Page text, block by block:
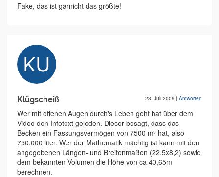
Fake, das ist garnicht das größte!
Klügscheiß 23. Juli 2009 | Antworten
Wer mit offenen Augen durch's Leben geht hat über dem
Video den Infotext geleden. Dieser besagt, dass das
Becken ein Fassungsvermögen von 7500 m³ hat, also
750.000 liter. Wer der Mathematik mächtig ist kann mit den
angegebenen Längen- und Breitenmaßen (22.5x8,2) sowie
dem bekannten Volumen die Höhe von ca 40,65m
berechnen.